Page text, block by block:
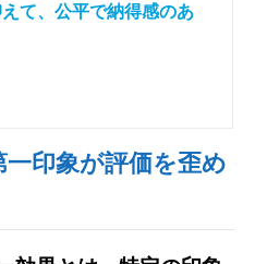
て、公平で納得感のあ
印象が評価を歪め